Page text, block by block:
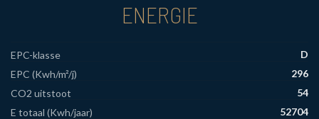
ENERGIE
EPC-klasse
D
EPC (Kwh/m²/j)
296
CO2 uitstoot
54
E totaal (Kwh/jaar)
52704